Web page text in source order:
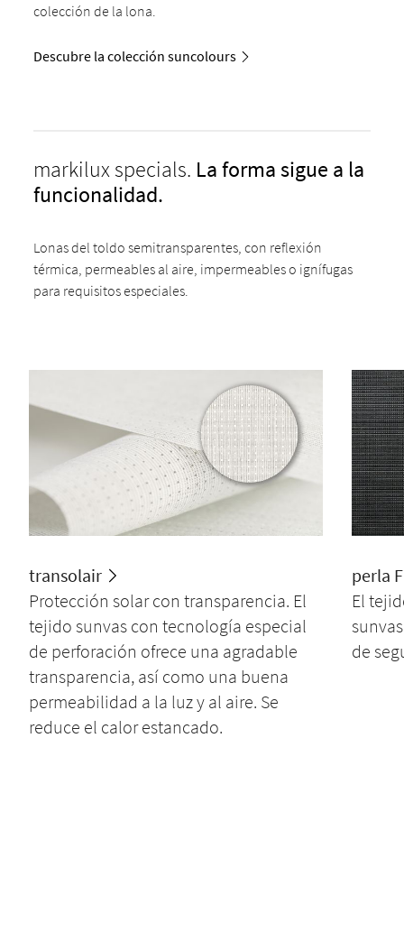
colección de la lona.
Descubre la colección suncolours
markilux specials. La forma sigue a la
funcionalidad.
Lonas del toldo semitransparentes, con reflexión
térmica, permeables al aire, impermeables o ignífugas
para requisitos especiales.
transolair
Protección solar con transparencia. El
tejido sunvas con tecnología especial
de perforación ofrece una agradable
transparencia, así como una buena
permeabilidad a la luz y al aire. Se
reduce el calor estancado.
perla
El
de